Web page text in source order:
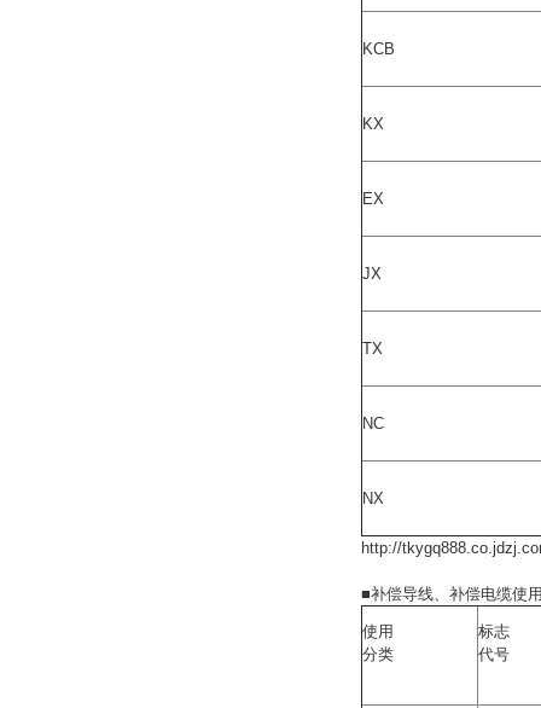
KCB
KX
EX
JX
TX
NC
NX
http://
■补偿导线、补偿电缆使
使用
分类
标志
代号